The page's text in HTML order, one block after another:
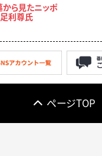
から見たニッポ
利尊氏
ページTOP